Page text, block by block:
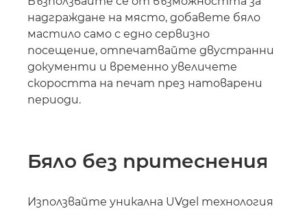
надграждане на място, добавете бяло
мастило само с едно сервизно
посещение, отпечатвайте двустранни
документи и временно увеличете
скоростта на печат през натоварени
периоди.
Бяло без притеснения
Използвайте уникална UVgel технология